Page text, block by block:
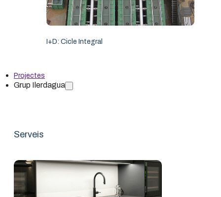
I+D: Cicle Integral
Projectes
Grup Ilerdagua
Serveis